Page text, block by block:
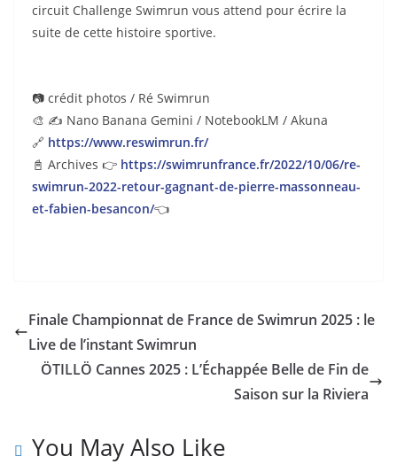
circuit Challenge Swimrun vous attend pour écrire la
suite de cette histoire sportive.
📷 crédit photos / Ré Swimrun
🎨 ✍️ Nano Banana Gemini / NotebookLM / Akuna
🔗 https://www.reswimrun.fr/
📓 Archives 👉 https://swimrunfrance.fr/2022/10/06/re-
swimrun-2022-retour-gagnant-de-pierre-massonneau-
et-fabien-besancon/👈
Finale Championnat de France de Swimrun 2025 : le
Live de l’instant Swimrun
ÖTILLÖ Cannes 2025 : L’Échappée Belle de Fin de
Saison sur la Riviera
You May Also Like